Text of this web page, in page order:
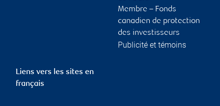
Membre – Fonds
canadien de protection
des investisseurs
Publicité et témoins
Liens vers les sites en
français